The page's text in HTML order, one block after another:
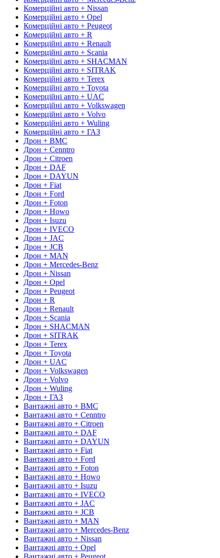
Комерційні авто + Nissan
Комерційні авто + Opel
Комерційні авто + Peugeot
Комерційні авто + R
Комерційні авто + Renault
Комерційні авто + Scania
Комерційні авто + SHACMAN
Комерційні авто + SITRAK
Комерційні авто + Terex
Комерційні авто + Toyota
Комерційні авто + UAC
Комерційні авто + Volkswagen
Комерційні авто + Volvo
Комерційні авто + Wuling
Комерційні авто + ГАЗ
Дрон + BMC
Дрон + Cenntro
Дрон + Citroen
Дрон + DAF
Дрон + DAYUN
Дрон + Fiat
Дрон + Ford
Дрон + Foton
Дрон + Howo
Дрон + Isuzu
Дрон + IVECO
Дрон + JAC
Дрон + JCB
Дрон + MAN
Дрон + Mercedes-Benz
Дрон + Nissan
Дрон + Opel
Дрон + Peugeot
Дрон + R
Дрон + Renault
Дрон + Scania
Дрон + SHACMAN
Дрон + SITRAK
Дрон + Terex
Дрон + Toyota
Дрон + UAC
Дрон + Volkswagen
Дрон + Volvo
Дрон + Wuling
Дрон + ГАЗ
Вантажні авто + BMC
Вантажні авто + Cenntro
Вантажні авто + Citroen
Вантажні авто + DAF
Вантажні авто + DAYUN
Вантажні авто + Fiat
Вантажні авто + Ford
Вантажні авто + Foton
Вантажні авто + Howo
Вантажні авто + Isuzu
Вантажні авто + IVECO
Вантажні авто + JAC
Вантажні авто + JCB
Вантажні авто + MAN
Вантажні авто + Mercedes-Benz
Вантажні авто + Nissan
Вантажні авто + Opel
Вантажні авто + Peugeot